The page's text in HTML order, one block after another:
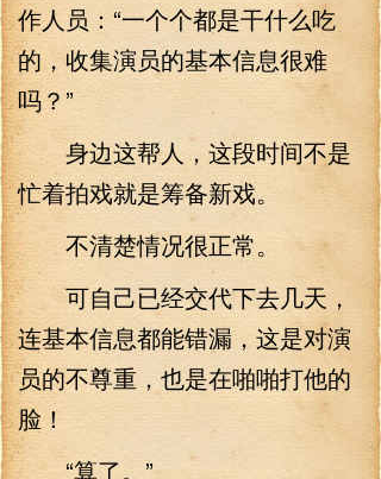
作人员：“一个个都是干什么吃
的，收集演员的基本信息很难
吗？”
身边这帮人，这段时间不是
忙着拍戏就是筹备新戏。
不清楚情况很正常。
可自己已经交代下去几天，
连基本信息都能错漏，这是对演
员的不尊重，也是在啪啪打他的
脸！
“算了。”